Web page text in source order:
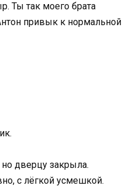
Ты так моего брата
привык к нормальной
дверцу закрыла.
с лёгкой усмешкой.